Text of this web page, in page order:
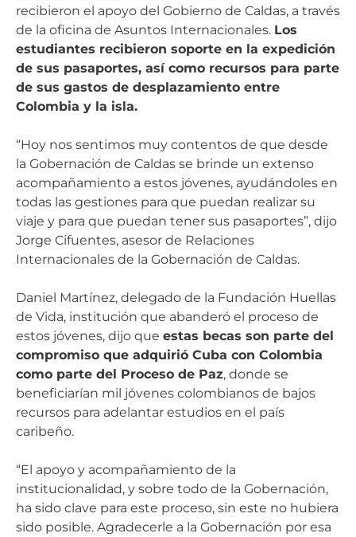
recibieron el apoyo del Gobierno de Caldas, a través
de la oficina de Asuntos Internacionales. Los
estudiantes recibieron soporte en la expedición
de sus pasaportes, así como recursos para parte
de sus gastos de desplazamiento entre
Colombia y la isla.
“Hoy nos sentimos muy contentos de que desde
la Gobernación de Caldas se brinde un extenso
acompañamiento a estos jóvenes, ayudándoles en
todas las gestiones para que puedan realizar su
viaje y para que puedan tener sus pasaportes”, dijo
Jorge Cifuentes, asesor de Relaciones
Internacionales de la Gobernación de Caldas.
Daniel Martínez, delegado de la Fundación Huellas
de Vida, institución que abanderó el proceso de
estos jóvenes, dijo que estas becas son parte del
compromiso que adquirió Cuba con Colombia
como parte del Proceso de Paz, donde se
beneficiarían mil jóvenes colombianos de bajos
recursos para adelantar estudios en el país
caribeño.
“El apoyo y acompañamiento de la
institucionalidad, y sobre todo de la Gobernación,
ha sido clave para este proceso, sin este no hubiera
sido posible. Agradecerle a la Gobernación por esa